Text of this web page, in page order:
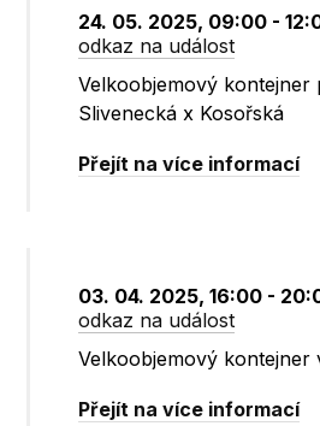
24. 05. 2025, 09:00 -
odkaz na událost
Velkoobjemový kontejner
Slivenecká x Kosořská
Přejít na více informací
03. 04. 2025, 16:00 -
odkaz na událost
Velkoobjemový kontejner
Přejít na více informací